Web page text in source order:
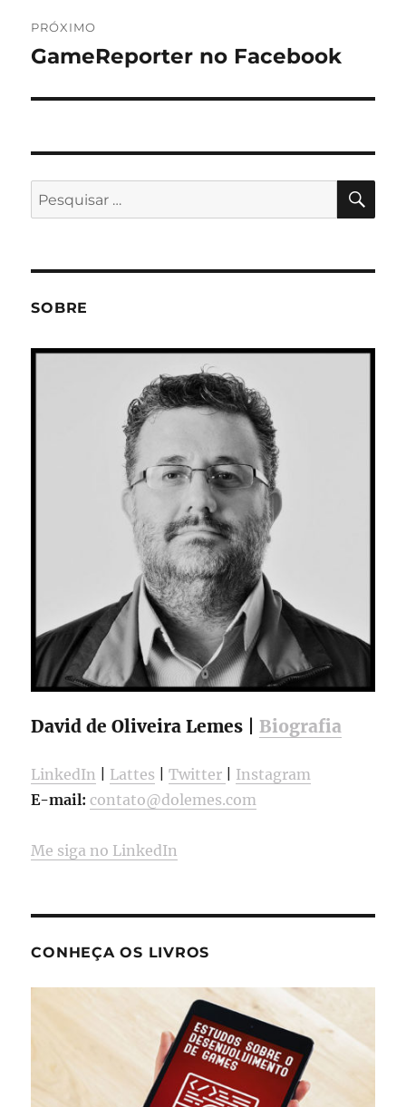
PRÓXIMO
Próximo
GameReporter no Facebook
Pesquisar
por:
SOBRE
David de Oliveira Lemes |Biografia
LinkedIn Lattes |Twitter
Instagram
E-mail: contato@dolemes.com
Me siga no LinkedIn
CONHEÇA OS LIVROS